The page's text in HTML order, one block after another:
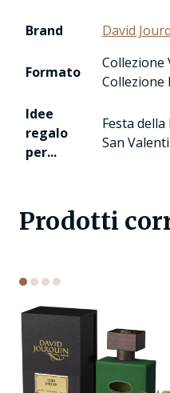
Brand David
Formato
Collezione
Collezione
Idee
regalo
per...
Festa
San
Prodotti